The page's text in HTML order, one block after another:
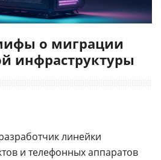
о миграции
инфраструктуры
линейки
и телефонных аппаратов